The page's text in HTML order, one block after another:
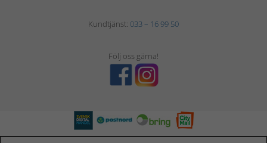
Kundtjänst: 033 – 16 99 50
Följ oss gärna!